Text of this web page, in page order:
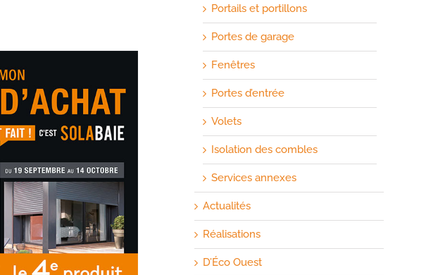
Portails et portillons
Portes de garage
Fenêtres
Portes d’entrée
Volets
Isolation des combles
Services annexes
Actualités
Réalisations
D’Éco Ouest